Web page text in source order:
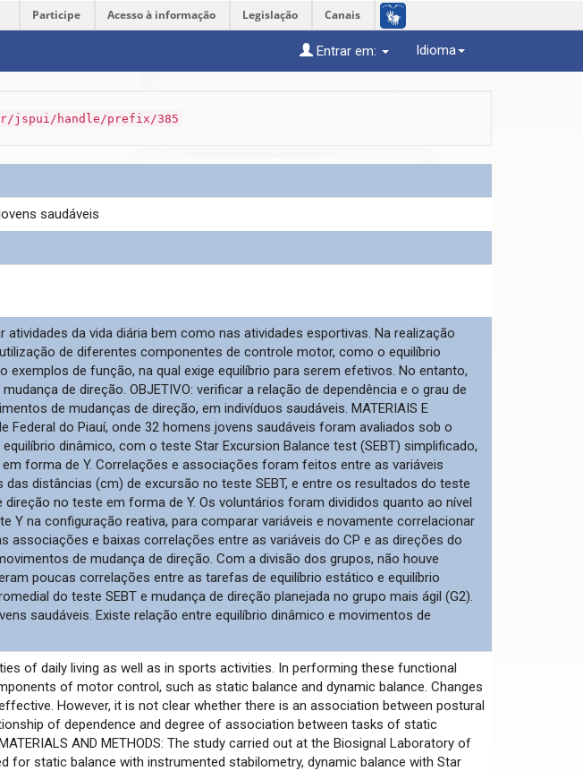
Participe Acesso à informação Legislação Canais
Idioma
Entrar em:
jspui/handle/prefix/385
saudáveis
da vida diária bem como nas atividades esportivas. Na realização
de diferentes componentes de controle motor, como o equilíbrio
de função, na qual exige equilíbrio para serem efetivos. No entanto,
de direção. OBJETIVO: verificar a relação de dependência e o grau de
de mudanças de direção, em indivíduos saudáveis. MATERIAIS E
Federal do Piauí, onde 32 homens jovens saudáveis foram avaliados sob o
dinâmico, com o teste Star Excursion Balance test (SEBT) simplificado,
forma de Y. Correlações e associações foram feitos entre as variáveis
distâncias (cm) de excursão no teste SEBT, e entre os resultados do teste
no teste em forma de Y. Os voluntários foram divididos quanto ao nível
Y na configuração reativa, para comparar variáveis e novamente correlacionar
associações e baixas correlações entre as variáveis do CP e as direções do
de mudança de direção. Com a divisão dos grupos, não houve
poucas correlações entre as tarefas de equilíbrio estático e equilíbrio
do teste SEBT e mudança de direção planejada no grupo mais ágil (G2).
saudáveis. Existe relação entre equilíbrio dinâmico e movimentos de
of daily living as well as in sports activities. In performing these functional
of motor control, such as static balance and dynamic balance. Changes
However, it is not clear whether there is an association between postural
of dependence and degree of association between tasks of static
AND METHODS: The study carried out at the Biosignal Laboratory of
for static balance with instrumented stabilometry, dynamic balance with Star